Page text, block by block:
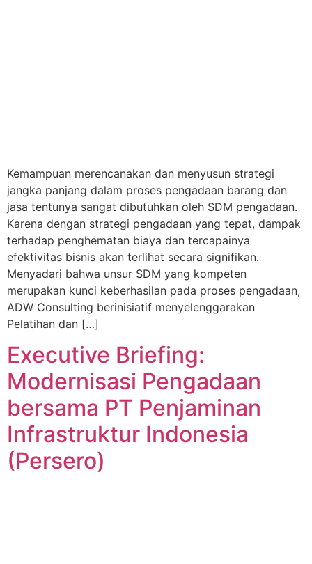
Kemampuan merencanakan dan menyusun strategi
jangka panjang dalam proses pengadaan barang dan
jasa tentunya sangat dibutuhkan oleh SDM pengadaan.
Karena dengan strategi pengadaan yang tepat, dampak
terhadap penghematan biaya dan tercapainya
efektivitas bisnis akan terlihat secara signifikan.
Menyadari bahwa unsur SDM yang kompeten
merupakan kunci keberhasilan pada proses pengadaan,
ADW Consulting berinisiatif menyelenggarakan
Pelatihan dan […]
Executive Briefing:
Modernisasi Pengadaan
bersama PT Penjaminan
Infrastruktur Indonesia
(Persero)